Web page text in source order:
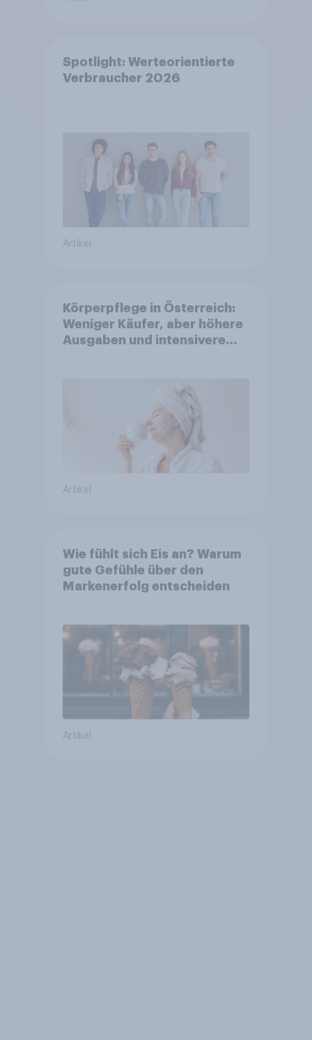
Spotlight: Werteorientierte
Verbraucher 2026
Artikel
Körperpflege in Österreich:
Weniger Käufer, aber höhere
Ausgaben und intensivere
Artikel
Wie fühlt sich Eis an? Warum
gute Gefühle über den
Markenerfolg entscheiden
Artikel